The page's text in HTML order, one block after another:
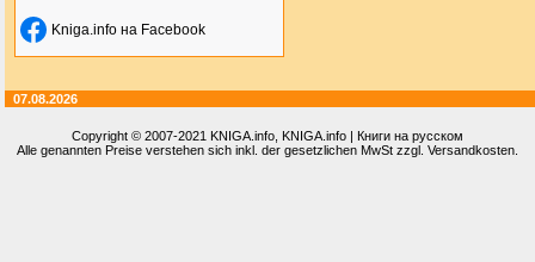
Kniga.info на Facebook
07.08.2026
Copyright © 2007-2021 KNIGA.info , KNIGA.info | Книги на русском
Alle genannten Preise verstehen sich inkl. der gesetzlichen MwSt zzgl. Versandkosten.